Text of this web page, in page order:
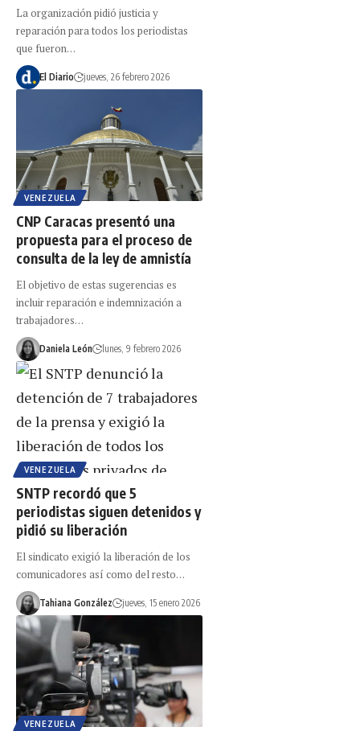
La organización pidió justicia y
reparación para todos los periodistas
que fueron…
El Diario jueves, 26 febrero 2026
VENEZUELA
CNP Caracas presentó una
propuesta para el proceso de
consulta de la ley de amnistía
El objetivo de estas sugerencias es
incluir reparación e indemnización a
trabajadores…
Daniela León lunes, 9 febrero 2026
VENEZUELA
SNTP recordó que 5
periodistas siguen detenidos y
pidió su liberación
El sindicato exigió la liberación de los
comunicadores así como del resto…
Tahiana González jueves, 15 enero 2026
VENEZUELA